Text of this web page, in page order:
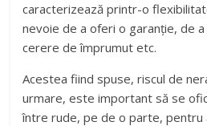
caracterizează printr-o
nevoie de a oferi o garanție, de
cerere de împrumut etc.
Acestea fiind spuse, riscul de
urmare, este important să se
între rude, pe de o parte, pentru